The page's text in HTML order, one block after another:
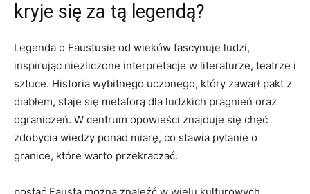
kryje się za tą legendą?
Legenda o Faustusie od wieków fascynuje ludzi,
inspirując niezliczone interpretacje w literaturze, teatrze i
sztuce. Historia wybitnego uczonego, który zawarł pakt z
diabłem, staje się metaforą dla ludzkich pragnień oraz
ograniczeń. W centrum opowieści znajduje się chęć
zdobycia wiedzy ponad miarę, co stawia pytanie o
granice, które warto przekraczać.